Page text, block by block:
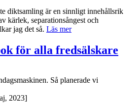
diktsamling är en sinnligt innehållsrik
kärlek, separationsångest och
jag det så. Läs mer
för alla fredsälskare
Så planerade vi
2023]